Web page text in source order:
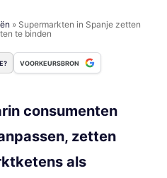
» Supermarkten in Spanje zetten
te binden
VOORKEURSBRON
consumenten
zetten
als